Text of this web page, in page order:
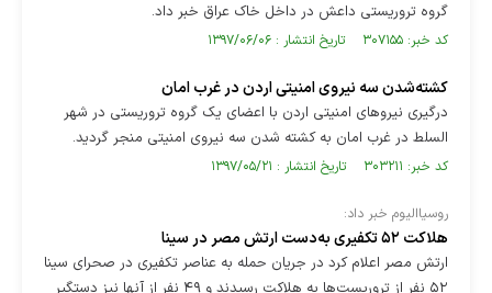
گروه تروریستی داعش در داخل خاک عراق خبر داد.
کد خبر: ۳۰۷۱۵۵ تاریخ انتشار : ۱۳۹۷/۰۶/۰۶
کشته‌شدن سه نیروی امنیتی اردن در غرب امان
درگیری نیروهای امنیتی اردن با اعضای یک گروه تروریستی در شهر
السلط در غرب امان به کشته شدن سه نیروی امنیتی منجر گردید.
کد خبر: ۳۰۳۲۱۱ تاریخ انتشار : ۱۳۹۷/۰۵/۲۱
روسیا‌الیوم خبر داد:
هلاکت ۵۲ تکفیری به‌دست ارتش مصر در سینا
ارتش مصر اعلام کرد در جریان حمله به عناصر تکفیری در صحرای سینا
۵۲ نفر از تروریست‌ها به هلاکت رسیدند و ۴۹ نفر از آنها نیز دستگیر